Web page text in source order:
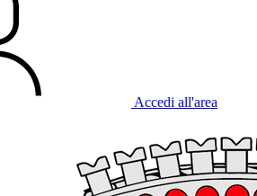
Accedi all'area